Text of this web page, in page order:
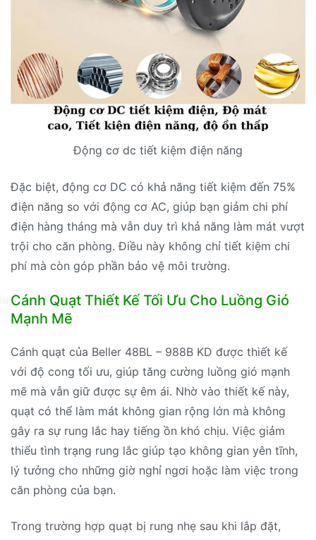
Động cơ dc tiết kiệm điện năng
Đặc biệt, động cơ DC có khả năng tiết kiệm đến 75%
điện năng so với động cơ AC, giúp bạn giảm chi phí
điện hàng tháng mà vẫn duy trì khả năng làm mát vượt
trội cho căn phòng. Điều này không chỉ tiết kiệm chi
phí mà còn góp phần bảo vệ môi trường.
Cánh Quạt Thiết Kế Tối Ưu Cho Luồng Gió
Mạnh Mẽ
Cánh quạt của Beller 48BL – 988B KD được thiết kế
với độ cong tối ưu, giúp tăng cường luồng gió mạnh
mẽ mà vẫn giữ được sự êm ái. Nhờ vào thiết kế này,
quạt có thể làm mát không gian rộng lớn mà không
gây ra sự rung lắc hay tiếng ồn khó chịu. Việc giảm
thiểu tình trạng rung lắc giúp tạo không gian yên tĩnh,
lý tưởng cho những giờ nghỉ ngơi hoặc làm việc trong
căn phòng của bạn.
Trong trường hợp quạt bị rung nhẹ sau khi lắp đặt,